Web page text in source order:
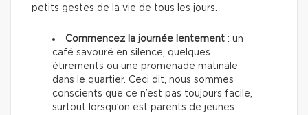
petits gestes de la vie de tous les jours.
Commencez la journée lentement : un
café savouré en silence, quelques
étirements ou une promenade matinale
dans le quartier. Ceci dit, nous sommes
conscients que ce n’est pas toujours facile,
surtout lorsqu’on est parents de jeunes